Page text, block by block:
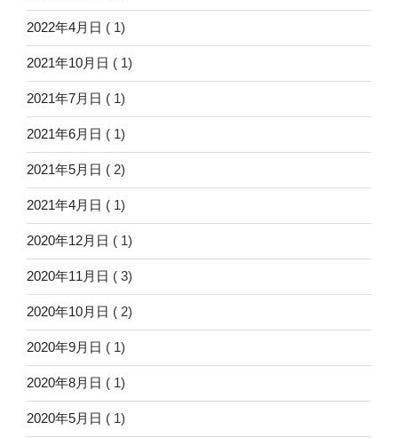
2022年4月日 ( 1)
2021年10月日 ( 1)
2021年7月日 ( 1)
2021年6月日 ( 1)
2021年5月日 ( 2)
2021年4月日 ( 1)
2020年12月日 ( 1)
2020年11月日 ( 3)
2020年10月日 ( 2)
2020年9月日 ( 1)
2020年8月日 ( 1)
2020年5月日 ( 1)